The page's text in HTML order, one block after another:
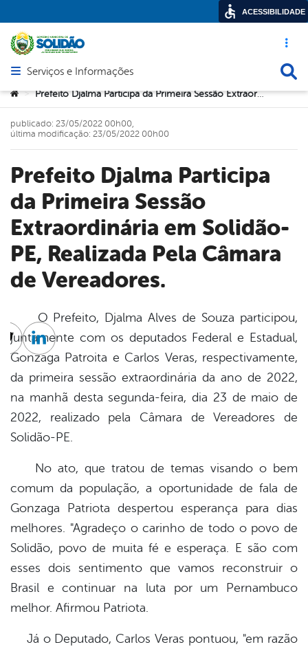
Acesso
Abrir menu principal de navegação
Serviços e Informações
Você está aqui:
> Prefeito Djalma Participa da Primeira Sessão Extraordinária em Solidão-PE, Realizada Pela Câmara de Vereadores.
Prefeito Djalma Participa
da Primeira Sessão
Extraordinária em Solidão-
PE, Realizada Pela Câmara
de Vereadores.
publicado: 23/05/2022 00h00,
última modificação: 23/05/2022 00h00
O Prefeito, Djalma Alves de Souza participou,
juntamente com os deputados Federal e Estadual,
Gonzaga Patroita e Carlos Veras, respectivamente,
da primeira sessão extraordinária da ano de 2022,
na manhã desta segunda-feira, dia 23 de maio de
2022, realizado pela Câmara de Vereadores de
Solidão-PE.
No ato, que tratou de temas visando o bem
comum da população, a oportunidade de fala de
Gonzaga Patriota despertou esperança para dias
melhores. "Agradeço o carinho de todo o povo de
Solidão, povo de muita fé e esperaça. E são com
esses dois sentimento que vamos reconstruir o
Brasil e continuar na luta por um Pernambuco
melhor. Afirmou Patriota.
Já o Deputado, Carlos Veras pontuou, "em razão
Twitter
Linkedin
ACESSIBILIDADE